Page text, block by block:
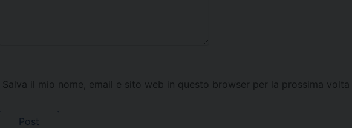
Salva il mio nome, email e sito web in questo browser per la prossima